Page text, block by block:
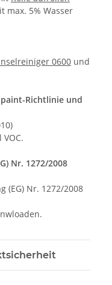
max. 5% Wasser
0600 und
Richtlinie und
Nr. 1272/2008
(EG) Nr. 1272/2008